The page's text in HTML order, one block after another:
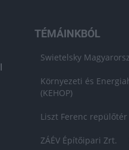
TÉMÁINKBÓL
Swietelsky
Környezeti és
(KEHOP)
Liszt Ferenc repülőtér
ZÁÉV Építőipari Zrt.